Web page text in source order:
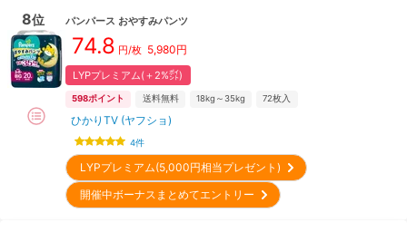
8位 パンパース おやすみパンツ
74.8 円/枚 5,980円
LYPプレミアム(＋2%㌽)
598ポイント 送料無料 18kg～35kg 72枚入
ひかりTV (ヤフショ)
4件
LYPプレミアム(5,000円相当プレゼント)
開催中ボーナスまとめてエントリー